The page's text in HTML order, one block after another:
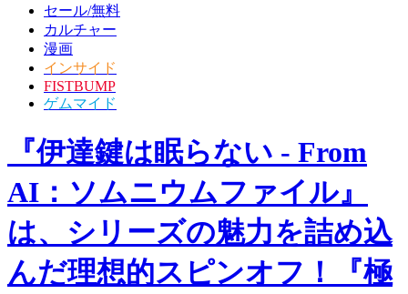
セール/無料
カルチャー
漫画
インサイド
FISTBUMP
ゲムマイド
『伊達鍵は眠らない - From
AI：ソムニウムファイル』
は、シリーズの魅力を詰め込
んだ理想的スピンオフ！『極